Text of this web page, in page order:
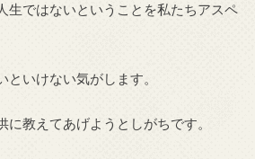
生ではないということを私たちアスペ
といけない気がします。
教えてあげようとしがちです。